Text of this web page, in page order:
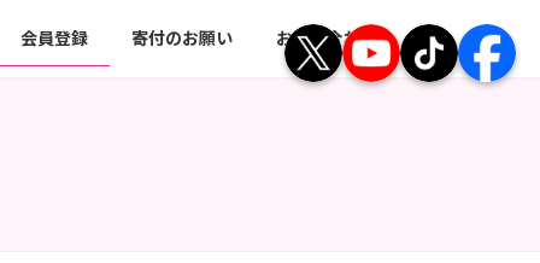
会員登録 寄付のお願い お問い合わせ